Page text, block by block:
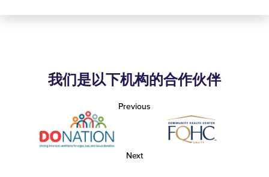
我们是以下机构的合作伙伴
Previous
Next